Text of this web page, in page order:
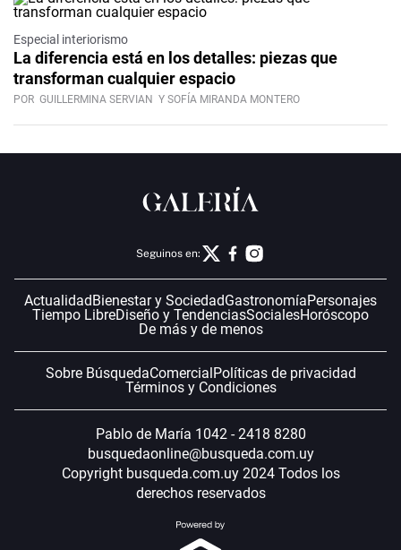
Especial interiorismo
La diferencia está en los detalles: piezas que
transforman cualquier espacio
POR GUILLERMINA SERVIAN Y SOFÍA MIRANDA MONTERO
Seguinos en:
Actualidad Bienestar y SociedadGastronomíaPersonajes
Tiempo LibreDiseño y TendenciasSocialesHoróscopo
De más y de menos
Sobre BúsquedaComercial Políticas de privacidad
Términos y Condiciones
Pablo de María 1042 - 2418 8280
busquedaonline@busqueda.com.uy
Copyright busqueda.com.uy 2024 Todos los
derechos reservados